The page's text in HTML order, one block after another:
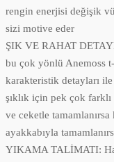
rengin enerjisi değişik
sizi motive eder
ŞIK VE RAHAT
bu çok yönlü Anemoss
karakteristik detayları
şıklık için pek çok
ve ceketle
ayakkabıyla
YIKAMA TALİMATI: